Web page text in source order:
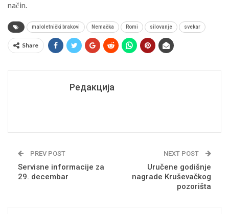
način.
maloletnički brakovi Nemačka Romi silovanje svekar
Share
Редакција
PREV POST
Servisne informacije za
29. decembar
NEXT POST
Uručene godišnje
nagrade Kruševačkog
pozorišta